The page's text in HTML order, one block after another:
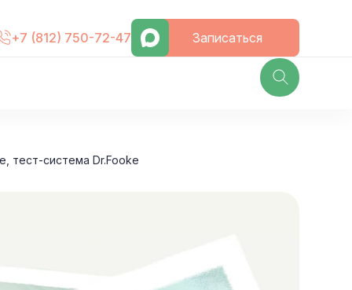
+7 (812) 750-72-47 Записаться
тест-система Dr.Fooke